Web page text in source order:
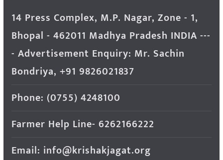
14 Press Complex, M.P. Nagar, Zone - 1,
Bhopal - 462011 Madhya Pradesh INDIA ---
- Advertisement Enquiry: Mr. Sachin
Bondriya, +91 9826021837
Phone: (0755) 4248100
Farmer Help Line- 6262166222
Email: info@krishakjagat.org